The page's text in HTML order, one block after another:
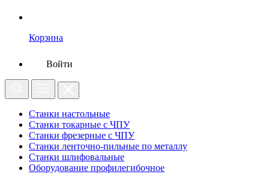
Корзина
Войти
Станки настольные
Станки токарные с ЧПУ
Станки фрезерные с ЧПУ
Станки ленточно-пильные по металлу
Станки шлифовальные
Оборудование профилегибочное